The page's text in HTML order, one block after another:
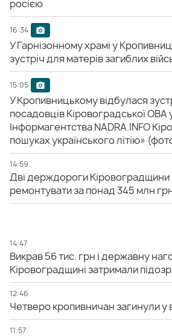
росією
16:34
У Гарнізонному храмі у
зустріч для матерів загиблих
15:05
У Кропивницькому відбулася
посадовців Кіровоградської
Інформагентства NADRA.INFO
пошуках українського літію»
14:59
Дві держдороги
ремонтувати за понад 345 млн
14:47
Викрав 56 тис. грн і державну
Кіровоградщині затримали
12:46
Четверо кропивничан загинули у
11:57